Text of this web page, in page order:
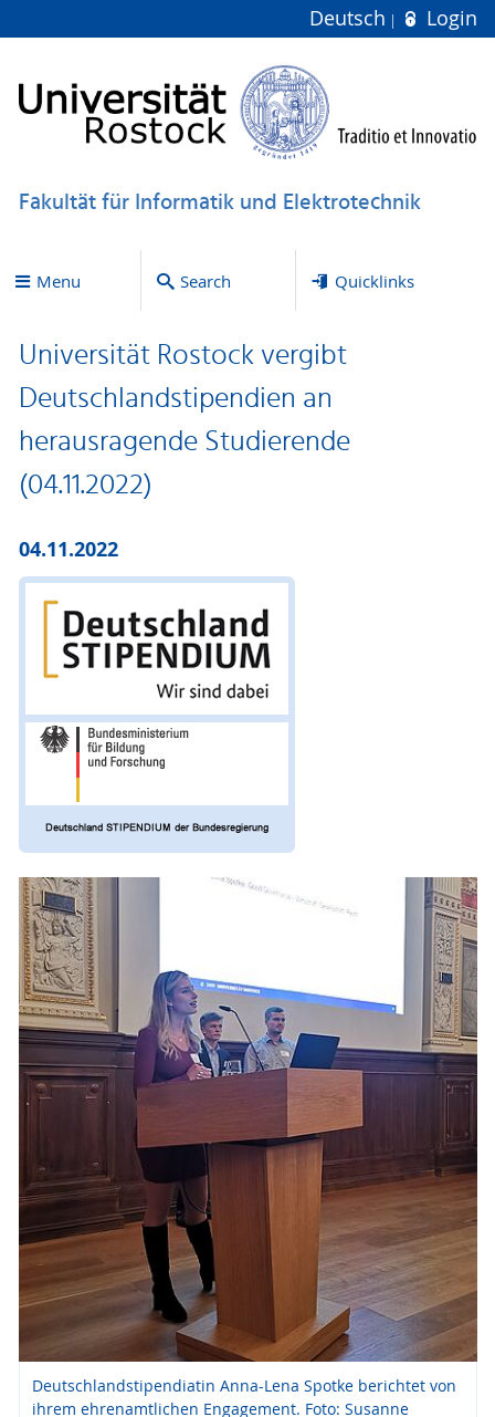
Deutsch Login
Fakultät für Informatik und Elektrotechnik
Menu Search Quicklinks
Universität Rostock vergibt
Deutschlandstipendien an
herausragende Studierende
(04.11.2022)
04.11.2022
Deutschlandstipendiatin Anna-Lena Spotke berichtet von
ihrem ehrenamtlichen Engagement. Foto: Susanne